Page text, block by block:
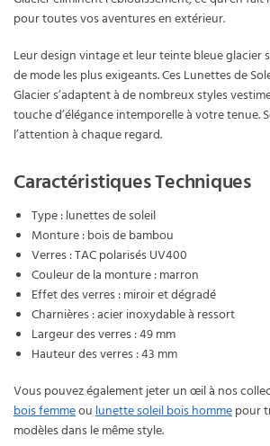
pour toutes vos aventures en extérieur.
Leur design vintage et leur teinte bleue glacier
de mode les plus exigeants. Ces Lunettes de
Glacier s’adaptent à de nombreux styles
touche d’élégance intemporelle à votre tenue.
l’attention à chaque regard.
Caractéristiques Techniques
Type : lunettes de soleil
Monture : bois de bambou
Verres : TAC polarisés UV400
Couleur de la monture : marron
Effet des verres : miroir et dégradé
Charnières : acier inoxydable à ressort
Largeur des verres : 49 mm
Hauteur des verres : 43 mm
Vous pouvez également jeter un œil à nos
bois femmeoulunette soleil bois hommepour
modèles dans le même style.